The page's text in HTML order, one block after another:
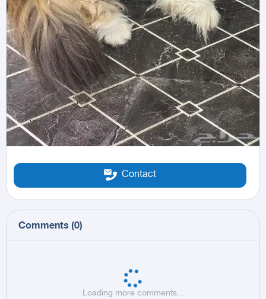
Contact
Comments (0)
Loading more comments...